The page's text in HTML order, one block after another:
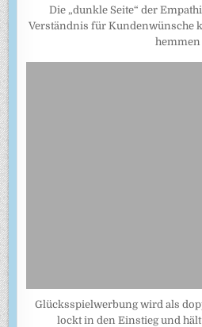
Die „dunkle Seite“ der
Verständnis für Kundenwünsche
hemmen
Glücksspielwerbung wird als
lockt in den Einstieg und